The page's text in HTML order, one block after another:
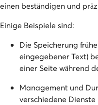
einen beständigen und
Einige Beispiele sind:
Die Speicherung
eingegebener Text)
einer Seite während
Management und
verschiedene